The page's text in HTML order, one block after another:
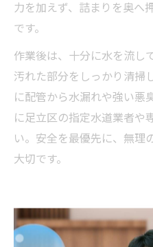
力を加えず、詰まりを奥へ
です。
作業後は、十分に水を流し
汚れた部分をしっかり清掃
に配管から水漏れや強い悪
に足立区の指定水道業者や
い。安全を最優先に、無理
大切です。
汚水桝の掃除と